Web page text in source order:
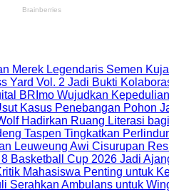
Merek Legendaris Semen
Yard Vol. 2 Jadi Bukti
BRImo Wujudkan
Kasus Penebangan Pohon
Hadirkan Ruang Literasi
Taspen Tingkatkan
Leuweung Awi Cisurupan
Basketball Cup 2026 Jadi
Mahasiswa Penting untuk
Serahkan Ambulans untuk